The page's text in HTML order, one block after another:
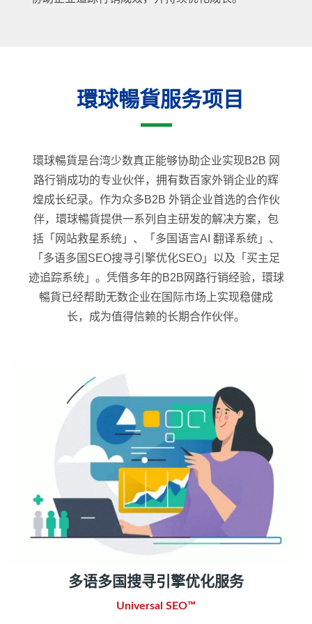
環球暢貨服务项目
環球暢貨是台湾少数真正能够协助企业实现B2B 网
路行销成功的专业伙伴，拥有数百家外销企业的辉
煌成长纪录。作为众多B2B 外销企业首选的合作伙
伴，環球暢貨提供一系列自主研发的解决方案，包
括「网站救星系统」、「多国语言AI 翻译系统」、
「多语多国SEO搜寻引擎优化SEO」以及「买主足
迹追踪系统」。凭借多年的B2B网路行销经验，環球
暢貨已经帮助无数企业在国际市场上实现稳健成
长，成为值得信赖的长期合作伙伴。
多语多国搜寻引擎优化服务
Universal SEO™